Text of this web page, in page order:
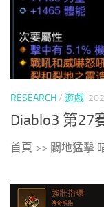
RESEARCH/ 遊戲
Diablo3 第27
首頁 >> 闢地猛擊